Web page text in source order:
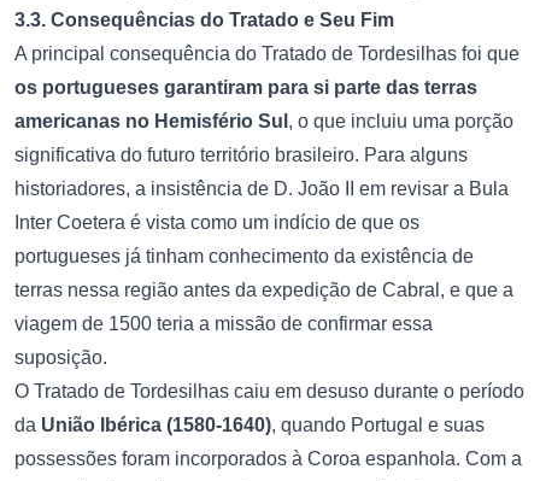
3.3. Consequências do Tratado e Seu Fim
A principal consequência do Tratado de Tordesilhas foi que
os portugueses garantiram para si parte das terras
americanas no Hemisfério Sul , o que incluiu uma porção
significativa do futuro território brasileiro. Para alguns
historiadores, a insistência de D. João II em revisar a Bula
Inter Coetera é vista como um indício de que os
portugueses já tinham conhecimento da existência de
terras nessa região antes da expedição de Cabral, e que a
viagem de 1500 teria a missão de confirmar essa
suposição.
O Tratado de Tordesilhas caiu em desuso durante o período
da União Ibérica (1580-1640), quando Portugal e suas
possessões foram incorporados à Coroa espanhola. Com a